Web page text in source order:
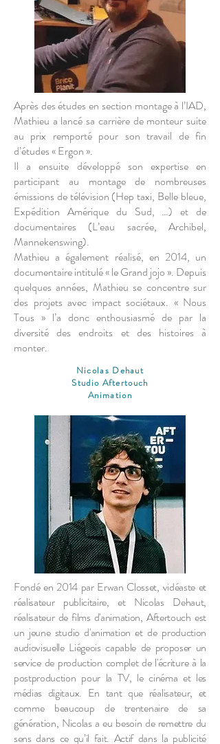
Après des études en section montage à l’IAD,
Mathieu a lancé sa carrière de monteur suite
au prix remporté pour son travail de fin
d’études « Ergon ».
Il a ensuite développé son expertise en
participant au montage de nombreuses
émissions de télévision (Hep taxi, Belle bleue,
Expédition Amérique du Sud, …) et de
documentaires (L’eau sacrée, Archibel,
Mannekenswing).
Mathieu a également réalisé, en 2014, un
documentaire intitulé « le Grand jojo ». Depuis
quelques années, Mathieu se concentre sur
des projets avec impact sociétaux. « Nous
Tous » l’a donc enthousiasmé de par la
diversité des endroits et des histoires à
monter.
Nicolas Dehaut
Studio Aftertouch
Animation
Fondé en 2014 par Erwan Closset, vidéaste et
réalisateur publicitaire, et Nicolas Dehaut,
réalisateur de films d'animation, Aftertouch est
un jeune studio d'animation et de production
audiovisuelle Liégeois capable de proposer un
service de production complet de l'écriture à la
postproduction pour la TV, le cinéma et les
médias digitaux. En tant que réalisateur, et
comme beaucoup de trentenaire de sa
génération, Nicolas a eu besoin de remettre du
sens dans ce qu’il fait. Actif dans la publicité